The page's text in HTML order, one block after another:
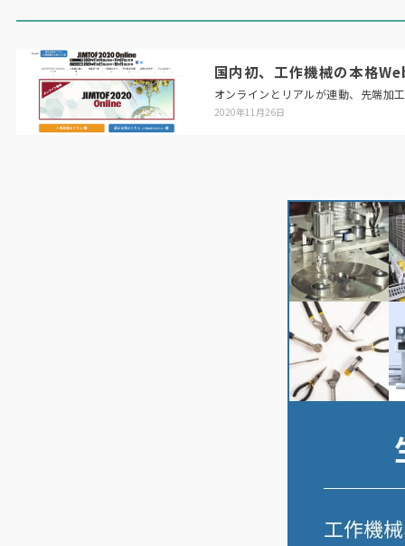
国内初、工作機械の本格
オンラインとリアルが連動、先端加
2020年11月26日